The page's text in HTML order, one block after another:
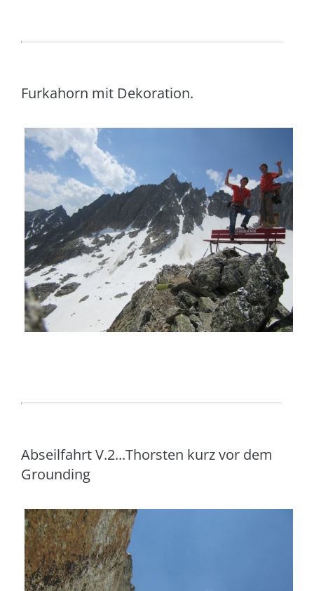
Furkahorn mit Dekoration.
Abseilfahrt V.2...Thorsten kurz vor dem
Grounding